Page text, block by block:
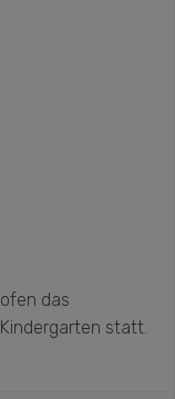
das
statt.